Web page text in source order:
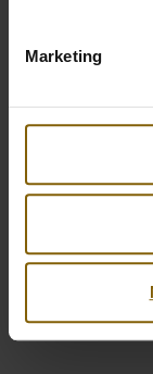
Marketing